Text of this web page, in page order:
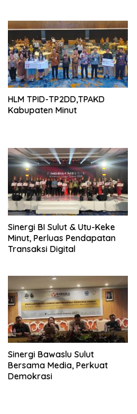
HLM TPID-TP2DD,TPAKD
Kabupaten Minut
Sinergi BI Sulut & Utu-Keke
Minut, Perluas Pendapatan
Transaksi Digital
Sinergi Bawaslu Sulut
Bersama Media, Perkuat
Demokrasi